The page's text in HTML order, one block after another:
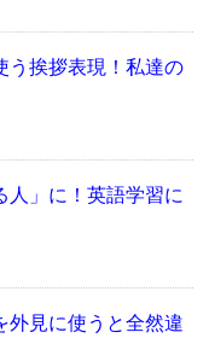
う挨拶表現！私達の
人」に！英語学習に
外見に使うと全然違